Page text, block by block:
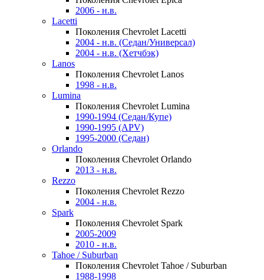
2006 - н.в.
Lacetti
Поколения Chevrolet Lacetti
2004 - н.в. (Седан/Универсал)
2004 - н.в. (Хетчбэк)
Lanos
Поколения Chevrolet Lanos
1998 - н.в.
Lumina
Поколения Chevrolet Lumina
1990-1994 (Седан/Купе)
1990-1995 (APV)
1995-2000 (Седан)
Orlando
Поколения Chevrolet Orlando
2013 - н.в.
Rezzo
Поколения Chevrolet Rezzo
2004 - н.в.
Spark
Поколения Chevrolet Spark
2005-2009
2010 - н.в.
Tahoe / Suburban
Поколения Chevrolet Tahoe / Suburban
1988-1998